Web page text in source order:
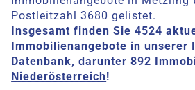
Postleitzahl 3680 gelistet.
Insgesamt finden Sie 4524
Immobilienangebote in unserer
Datenbank, darunter 892
Niederösterreich!